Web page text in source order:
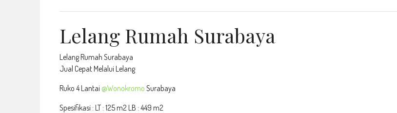
Lelang Rumah Surabaya
Lelang Rumah Surabaya
Jual Cepat Melalui Lelang
Ruko 4 Lantai @Wonokromo Surabaya
Spesifikasi : LT : 125 m2 LB : 449 m2